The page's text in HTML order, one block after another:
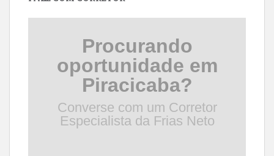
Procurando
oportunidade em
Piracicaba?
Converse com um Corretor
Especialista da Frias Neto